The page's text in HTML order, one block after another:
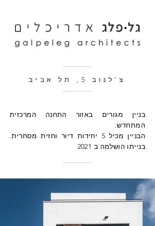
צ'לנוב 5, תל אביב
בניין מגורים באזור התחנה המרכזית
המתחדש.
הבניין מכיל 5 יחידות דיור וחזית מסחרית.
בנייתו הושלמה ב 2021